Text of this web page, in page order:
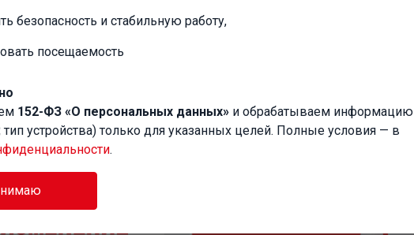
Русский
безопасность и стабильную работу,
посещаемость
152-ФЗ «О персональных данных» и обрабатываем информацию
тип устройства) только для указанных целей. Полные условия — в
.